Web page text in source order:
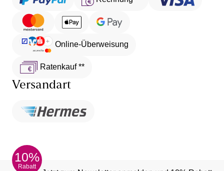
Online-Überweisung
Ratenkauf **
Versandart
10%
Rabatt